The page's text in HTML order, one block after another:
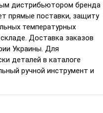
дистрибьютором бренда
прямые поставки, защиту
температурных
Доставка заказов
Украины. Для
деталей в каталоге
ручной инструмент и